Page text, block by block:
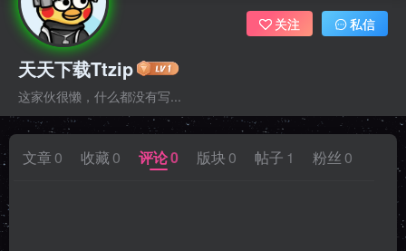
天天下载Ttzip
这家伙很懒，什么都没有写...
关注 私信
文章 0 收藏 0 评论0 版块 0 帖子 1 粉丝 0